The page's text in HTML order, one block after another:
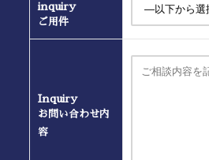
inquiry
ご用件
Inquiry
お問い合わせ内
容